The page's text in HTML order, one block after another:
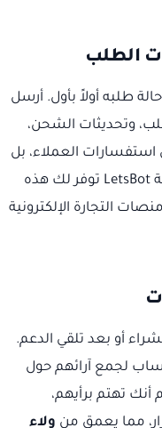
الطلب
طلبه أولاً بأول. أرسل
وتحديثات الشحن،
العملاء، بل
يبني الثقة ويظهر احترافية متجرك. منصة LetsBot توفر لك هذه
التجارة الإلكترونية
أو بعد تلقي الدعم.
لجمع آرائهم حول
تهتم برأيهم،
مما يعمق من ولاء